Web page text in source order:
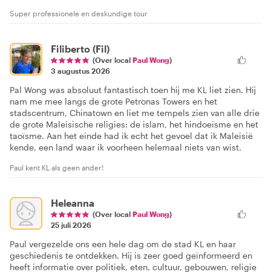
Super professionele en deskundige tour
Filiberto (Fil)
(Over local Paul Wong)
3 augustus 2026
Pal Wong was absoluut fantastisch toen hij me KL liet zien. Hij
nam me mee langs de grote Petronas Towers en het
stadscentrum, Chinatown en liet me tempels zien van alle drie
de grote Maleisische religies: de islam, het hindoeïsme en het
taoïsme. Aan het einde had ik echt het gevoel dat ik Maleisië
kende, een land waar ik voorheen helemaal niets van wist.
Paul kent KL als geen ander!
Heleanna
(Over local Paul Wong)
25 juli 2026
Paul vergezelde ons een hele dag om de stad KL en haar
geschiedenis te ontdekken. Hij is zeer goed geïnformeerd en
heeft informatie over politiek, eten, cultuur, gebouwen, religie